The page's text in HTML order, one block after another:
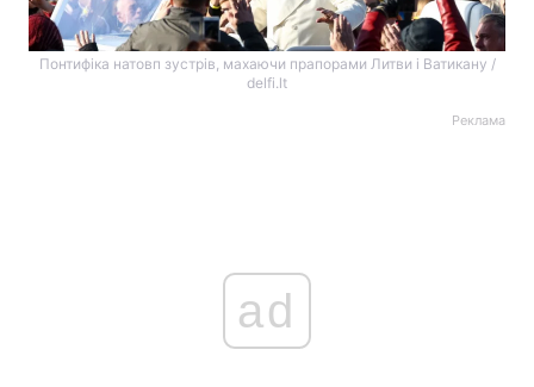
Понтифіка натовп зустрів, махаючи прапорами Литви і Ватикану /
delfi.lt
Реклама
ad